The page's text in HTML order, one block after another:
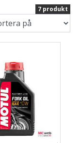
7 produkt